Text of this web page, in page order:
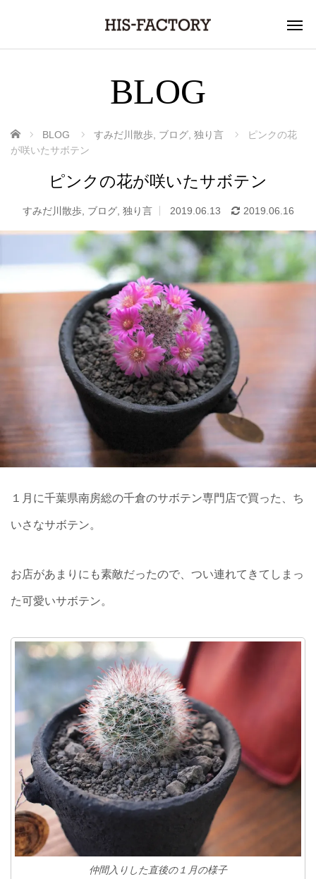
BLOG
ホーム BLOG すみだ川散歩 ブログ 独り言
ピンクの花
が咲いたサボテン
ピンクの花が咲いたサボテン
すみだ川散歩, ブログ, 独り言 2019.06.13 2019.06.16
１月に千葉県南房総の千倉のサボテン専門店で買った、ち
いさなサボテン。
お店があまりにも素敵だったので、つい連れてきてしまっ
た可愛いサボテン。
仲間入りした直後の１月の様子